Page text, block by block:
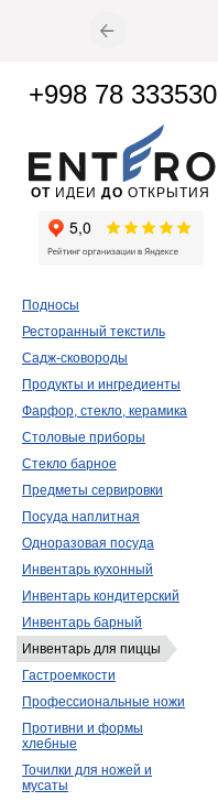
Подносы
Ресторанный текстиль
Садж-сковороды
Продукты и ингредиенты
Фарфор, стекло, керамика
Столовые приборы
Стекло барное
Предметы сервировки
Посуда наплитная
Одноразовая посуда
Инвентарь кухонный
Инвентарь кондитерский
Инвентарь барный
Инвентарь для пиццы
Гастроемкости
Профессиональные ножи
Противни и формы
хлебные
Точилки для ножей и
мусаты
ОТ ИДЕИ ДО ОТКРЫТИЯ
+998 78